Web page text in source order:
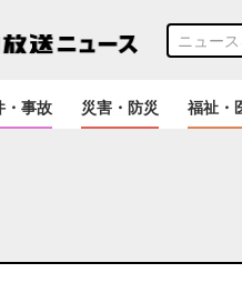
・事故 災害・防災 福祉・